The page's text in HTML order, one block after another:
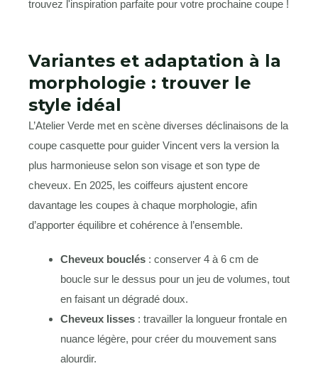
Variantes et adaptation à la
morphologie : trouver le
style idéal
L’Atelier Verde met en scène diverses déclinaisons de la
coupe casquette pour guider Vincent vers la version la
plus harmonieuse selon son visage et son type de
cheveux. En 2025, les coiffeurs ajustent encore
davantage les coupes à chaque morphologie, afin
d’apporter équilibre et cohérence à l’ensemble.
Cheveux bouclés : conserver 4 à 6 cm de
boucle sur le dessus pour un jeu de volumes, tout
en faisant un dégradé doux.
Cheveux lisses : travailler la longueur frontale en
nuance légère, pour créer du mouvement sans
alourdir.